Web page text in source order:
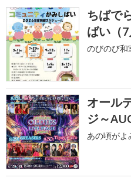
ちばで
ばい（7
のびのび和
オール
ジ～
あの頃がよ